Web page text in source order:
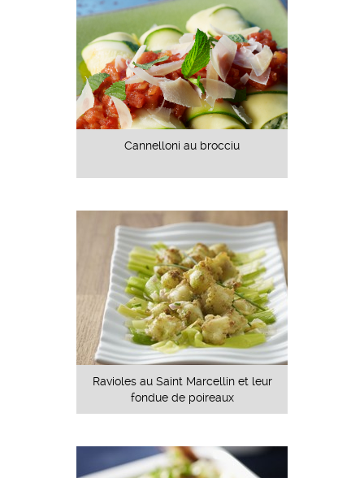
Cannelloni au brocciu
Ravioles au Saint Marcellin et leur
fondue de poireaux